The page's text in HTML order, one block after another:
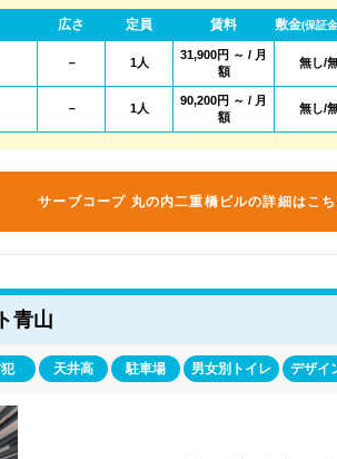
広さ 定員 賃料 敷金(保証
－ 1人
31,900円 ～ / 月
額
無し/
－ 1人
90,200円 ～ / 月
額
無し/
サーブコープ 丸の内二重橋ビルの詳細はこ
青山
天井高 駐車場 男女別トイレ デザイ